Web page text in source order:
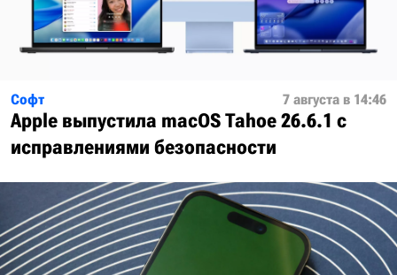
Софт 7 августа в 14:46
Apple выпустила macOS Tahoe 26.6.1 с
исправлениями безопасности